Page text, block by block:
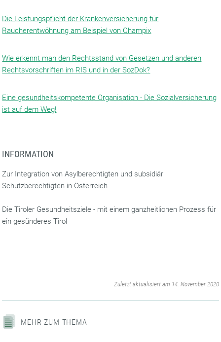
Die Leistungspflicht der Krankenversicherung für
Raucherentwöhnung am Beispiel von Champix
Wie erkennt man den Rechtsstand von Gesetzen und anderen
Rechtsvorschriften im RIS und in der SozDok?
Eine gesundheitskompetente Organisation - Die Sozialversicherung
ist auf dem Weg!
INFORMATION
Zur Integration von Asylberechtigten und subsidiär
Schutzberechtigten in Österreich
Die Tiroler Gesundheitsziele - mit einem ganzheitlichen Prozess für
ein gesünderes Tirol
Zuletzt aktualisiert am 14. November 2020
MEHR ZUM THEMA